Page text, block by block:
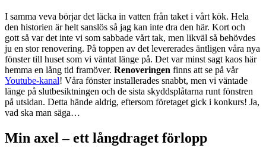
I samma veva börjar det läcka in vatten från taket i vårt kök. Hela
den historien är helt sanslös så jag kan inte dra den här. Kort och
gott så var det inte vi som sabbade vårt tak, men likväl så behövdes
ju en stor renovering. På toppen av det levererades äntligen våra nya
fönster till huset som vi väntat länge på. Det var minst sagt kaos här
hemma en lång tid framöver. Renoveringen finns att se på vår
Youtube-kanal! Våra fönster installerades snabbt, men vi väntade
länge på slutbesiktningen och de sista skyddsplåtarna runt fönstren
på utsidan. Detta hände aldrig, eftersom företaget gick i konkurs! Ja,
vad ska man säga…
Min axel – ett långdraget förlopp